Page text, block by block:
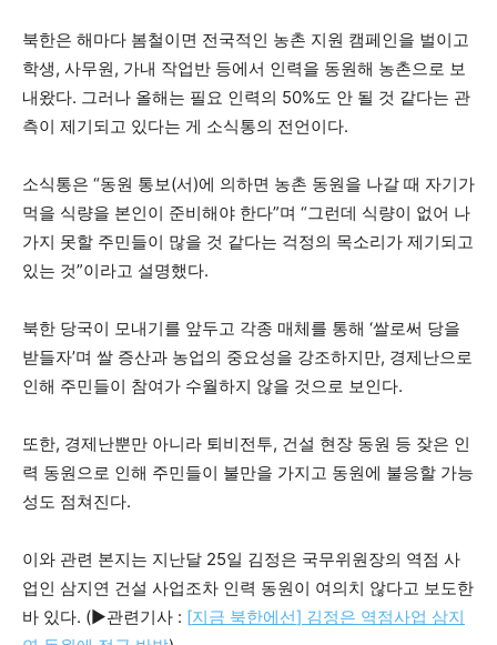
북한은 해마다 봄철이면 전국적인 농촌 지원 캠페인을 벌이고
학생, 사무원, 가내 작업반 등에서 인력을 동원해 농촌으로 보
내왔다. 그러나 올해는 필요 인력의 50%도 안 될 것 같다는 관
측이 제기되고 있다는 게 소식통의 전언이다.
소식통은 “동원 통보(서)에 의하면 농촌 동원을 나갈 때 자기가
먹을 식량을 본인이 준비해야 한다”며 “그런데 식량이 없어 나
가지 못할 주민들이 많을 것 같다는 걱정의 목소리가 제기되고
있는 것”이라고 설명했다.
북한 당국이 모내기를 앞두고 각종 매체를 통해 ‘쌀로써 당을
받들자’며 쌀 증산과 농업의 중요성을 강조하지만, 경제난으로
인해 주민들이 참여가 수월하지 않을 것으로 보인다.
또한, 경제난뿐만 아니라 퇴비전투, 건설 현장 동원 등 잦은 인
력 동원으로 인해 주민들이 불만을 가지고 동원에 불응할 가능
성도 점쳐진다.
이와 관련 본지는 지난달 25일 김정은 국무위원장의 역점 사
업인 삼지연 건설 사업조차 인력 동원이 여의치 않다고 보도한
바 있다. (▶관련기사 : [지금 북한에선] 김정은 역점사업 삼지